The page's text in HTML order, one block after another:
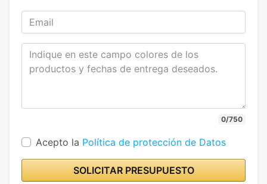
0/750
Acepto la Política de protección de Datos
SOLICITAR PRESUPUESTO